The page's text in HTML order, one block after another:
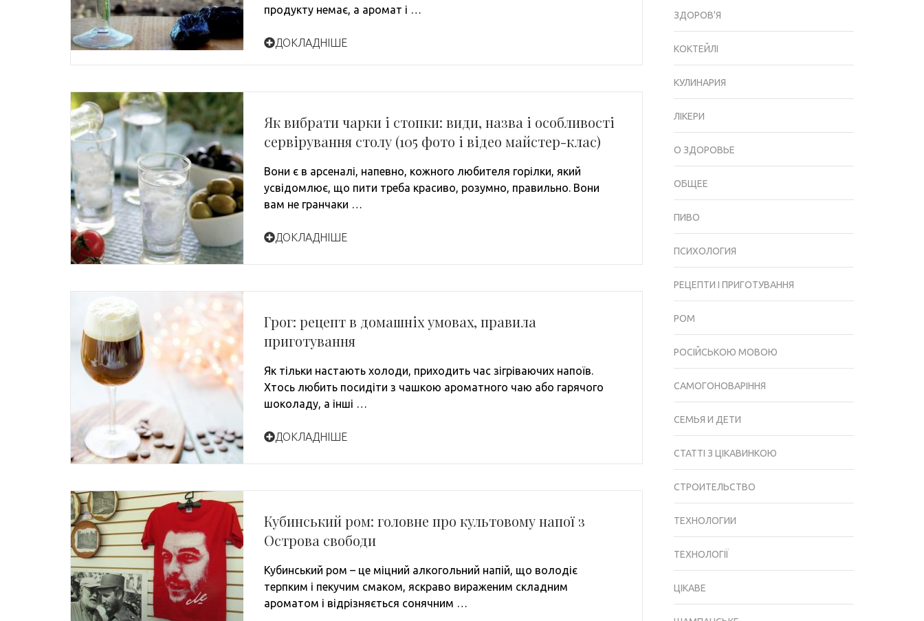
продукту немає, а аромат і …
ДОКЛАДНІШЕ
Як вибрати чарки і стопки: види, назва і особливості
сервірування столу (105 фото і відео майстер-клас)
Вони є в арсеналі, напевно, кожного любителя горілки, який
усвідомлює, що пити треба красиво, розумно, правильно. Вони
вам не гранчаки …
ДОКЛАДНІШЕ
Грог: рецепт в домашніх умовах, правила
приготування
Як тільки настають холоди, приходить час зігріваючих напоїв.
Хтось любить посидіти з чашкою ароматного чаю або гарячого
шоколаду, а інші …
ДОКЛАДНІШЕ
Кубинський ром: головне про культовому напої з
Острова свободи
Кубинський ром – це міцний алкогольний напій, що володіє
терпким і пекучим смаком, яскраво вираженим складним
ароматом і відрізняється сонячним …
ЗДОРОВ'Я
КОКТЕЙЛІ
КУЛИНАРИЯ
ЛІКЕРИ
О ЗДОРОВЬЕ
ОБЩЕЕ
ПИВО
ПСИХОЛОГИЯ
РЕЦЕПТИ І ПРИГОТУВАННЯ
РОМ
РОСІЙСЬКОЮ МОВОЮ
САМОГОНОВАРІННЯ
СЕМЬЯ И ДЕТИ
СТАТТІ З ЦІКАВИНКОЮ
СТРОИТЕЛЬСТВО
ТЕХНОЛОГИИ
ТЕХНОЛОГІЇ
ЦІКАВЕ